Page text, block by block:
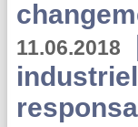
11.06.2018